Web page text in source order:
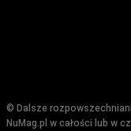
© Dalsze
NuMag.pl w całości lub w